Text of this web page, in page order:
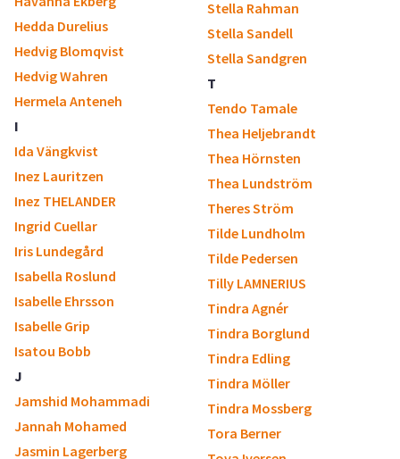
Hedda Durelius
Hedvig Blomqvist
Hedvig Wahren
Hermela Anteneh
I
Ida Vängkvist
Inez Lauritzen
Inez THELANDER
Ingrid Cuellar
Iris Lundegård
Isabella Roslund
Isabelle Ehrsson
Isabelle Grip
Isatou Bobb
J
Jamshid Mohammadi
Jannah Mohamed
Jasmin Lagerberg
Stella Rahman
Stella Sandell
Stella Sandgren
T
Tendo Tamale
Thea Heljebrandt
Thea Hörnsten
Thea Lundström
Theres Ström
Tilde Lundholm
Tilde Pedersen
Tilly LAMNERIUS
Tindra Agnér
Tindra Borglund
Tindra Edling
Tindra Möller
Tindra Mossberg
Tora Berner